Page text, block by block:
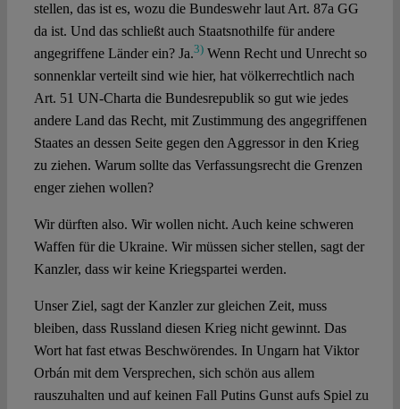
stellen, das ist es, wozu die Bundeswehr laut Art. 87a GG
da ist. Und das schließt auch Staatsnothilfe für andere
angegriffene Länder ein? Ja.3)Wenn Recht und Unrecht so
sonnenklar verteilt sind wie hier, hat völkerrechtlich nach
Art. 51 UN-Charta die Bundesrepublik so gut wie jedes
andere Land das Recht, mit Zustimmung des angegriffenen
Staates an dessen Seite gegen den Aggressor in den Krieg
zu ziehen. Warum sollte das Verfassungsrecht die Grenzen
enger ziehen wollen?
Wir dürften also. Wir wollen nicht. Auch keine schweren
Waffen für die Ukraine. Wir müssen sicher stellen, sagt der
Kanzler, dass wir keine Kriegspartei werden.
Unser Ziel, sagt der Kanzler zur gleichen Zeit, muss
bleiben, dass Russland diesen Krieg nicht gewinnt. Das
Wort hat fast etwas Beschwörendes. In Ungarn hat Viktor
Orbán mit dem Versprechen, sich schön aus allem
rauszuhalten und auf keinen Fall Putins Gunst aufs Spiel zu